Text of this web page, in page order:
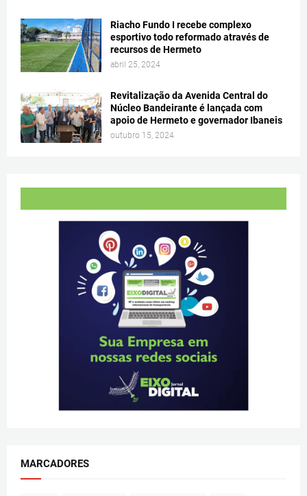
Riacho Fundo I recebe complexo
esportivo todo reformado através de
recursos de Hermeto
abril 25, 2024
Revitalização da Avenida Central do
Núcleo Bandeirante é lançada com
apoio de Hermeto e governador Ibaneis
outubro 15, 2024
MARCADORES